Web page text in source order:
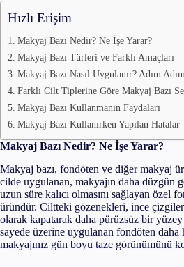
Hızlı Erişim
Makyaj Bazı Nedir? Ne İşe Yarar?
Makyaj Bazı Türleri ve Farklı Amaçları
Makyaj Bazı Nasıl Uygulanır? Adım
Farklı Cilt Tiplerine Göre Makyaj Bazı
Makyaj Bazı Kullanmanın Faydaları
Makyaj Bazı Kullanırken Yapılan Hatalar
Makyaj Bazı Nedir? Ne İşe Yarar?
Makyaj bazı, fondöten ve diğer makyaj
cilde uygulanan, makyajın daha düzgün
uzun süre kalıcı olmasını sağlayan özel
üründür. Ciltteki gözenekleri, ince
olarak kapatarak daha pürüzsüz bir
sayede üzerine uygulanan fondöten daha
makyajınız gün boyu taze görünümünü